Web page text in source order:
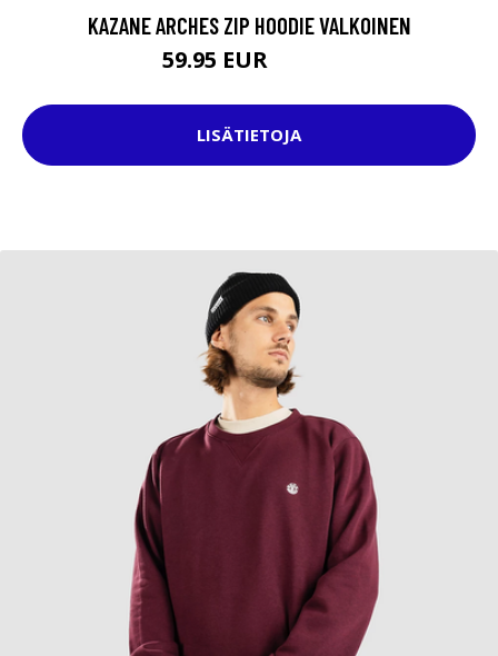
KAZANE ARCHES ZIP HOODIE VALKOINEN
59.95 EUR
LISÄTIETOJA